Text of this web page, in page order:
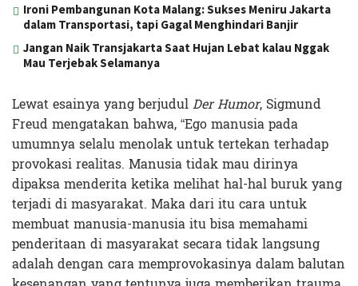
Ironi Pembangunan Kota Malang: Sukses Meniru Jakarta
dalam Transportasi, tapi Gagal Menghindari Banjir
Jangan Naik Transjakarta Saat Hujan Lebat kalau Nggak
Mau Terjebak Selamanya
Lewat esainya yang berjudulDer Humor, Sigmund
Freud mengatakan bahwa, “Ego manusia pada
umumnya selalu menolak untuk tertekan terhadap
provokasi realitas. Manusia tidak mau dirinya
dipaksa menderita ketika melihat hal-hal buruk yang
terjadi di masyarakat. Maka dari itu cara untuk
membuat manusia-manusia itu bisa memahami
penderitaan di masyarakat secara tidak langsung
adalah dengan cara memprovokasinya dalam balutan